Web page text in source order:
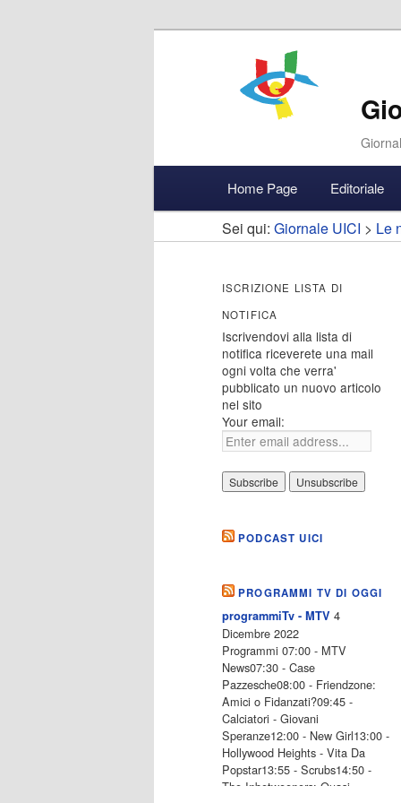
Vai
al
contenuto
principale
Vai
al
contenuto
secondario
Accedi
Home Page Editoriale
Sei qui: Giornale UICI > Le
ISCRIZIONE LISTA DI
NOTIFICA
Iscrivendovi alla lista di
notifica riceverete una mail
ogni volta che verra'
pubblicato un nuovo articolo
nel sito
Your email:
PODCAST UICI
PROGRAMMI TV DI OGGI
programmiTv - MTV 4
Dicembre 2022
Programmi 07:00 - MTV
News07:30 - Case
Pazzesche08:00 - Friendzone:
Amici o Fidanzati?09:45 -
Calciatori - Giovani
Speranze12:00 - New Girl13:00 -
Hollywood Heights - Vita Da
Popstar13:55 - Scrubs14:50 -
The Inbetweeners: Quasi